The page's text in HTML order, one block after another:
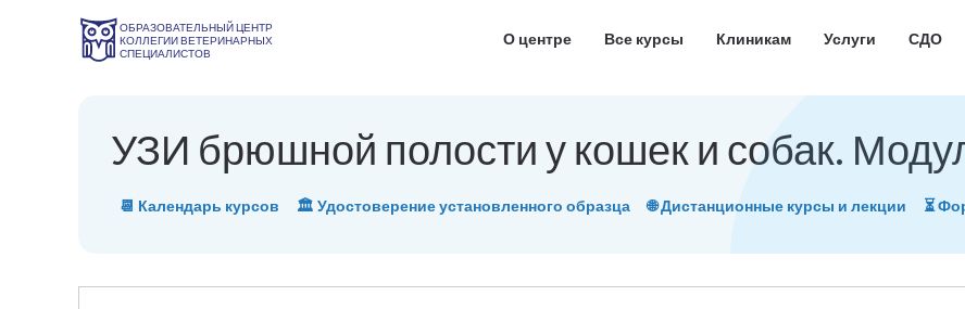
ОБРАЗОВАТЕЛЬНЫЙ ЦЕНТР
КОЛЛЕГИИ ВЕТЕРИНАРНЫХ
СПЕЦИАЛИСТОВ
О центре Все курсы Клиникам Услуги СДО
УЗИ брюшной полости у кошек и собак.
📆 Календарь курсов 🏛 Удостоверение установленного образца 🌐 Дистанционные курсы и лекции ⏳